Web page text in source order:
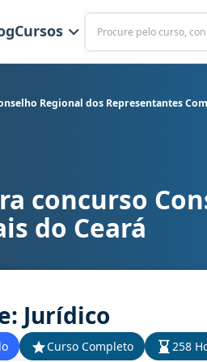
Cursos
Buscar
Regional dos Representantes
CE - Conselho Regional dos
concurso
do Ceará
Jurídico
Curso Completo 258